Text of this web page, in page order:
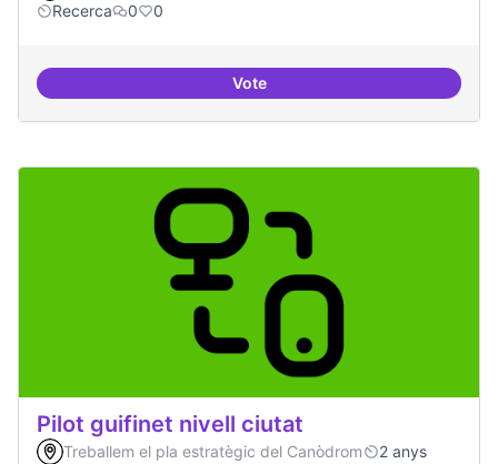
Recerca
0 0
VotePilot guifinet com
Pilot guifinet nivell ciutat
Treballem el pla estratègic del Canòdrom
2 anys